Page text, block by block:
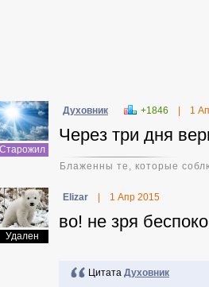
Старожил
Духовник +1846 1
Через три дня
Блаженны те, которые
Удален
Elizar 1 Апр 2015
во! не зря
Цитата Духовник